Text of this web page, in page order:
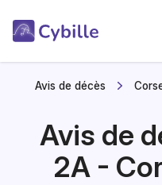
Avis de décès
Avis de
2A -